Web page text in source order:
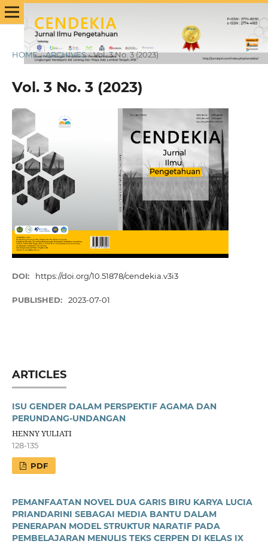
HOME / ARCHIVES / Vol. 3 No. 3 (2023)
Vol. 3 No. 3 (2023)
DOI: https://doi.org/10.51878/cendekia.v3i3
PUBLISHED: 2023-07-01
ARTICLES
ISU GENDER DALAM PERSPEKTIF AGAMA DAN
PERUNDANG-UNDANGAN
HENNY YULIATI
128-135
PDF
PEMANFAATAN NOVEL DUA GARIS BIRU KARYA LUCIA
PRIANDARINI SEBAGAI MEDIA BANTU DALAM
PENERAPAN MODEL STRUKTUR NARATIF PADA
PEMBELAJARAN MENULIS TEKS CERPEN DI KELAS IX